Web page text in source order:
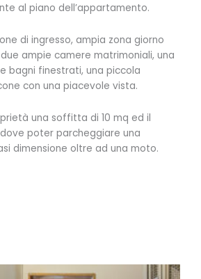
al piano dell’appartamento.
di ingresso, ampia zona giorno
ampie camere matrimoniali, una
bagni finestrati, una piccola
con una piacevole vista.
una soffitta di 10 mq ed il
poter parcheggiare una
dimensione oltre ad una moto.